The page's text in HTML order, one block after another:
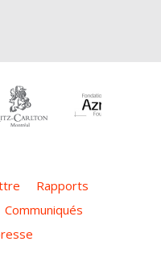
Rapports
Communiqués